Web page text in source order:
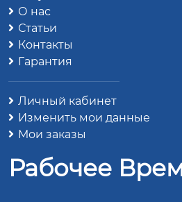
О нас
Статьи
Контакты
Гарантия
Личный кабинет
Изменить мои данные
Мои заказы
Рабочее